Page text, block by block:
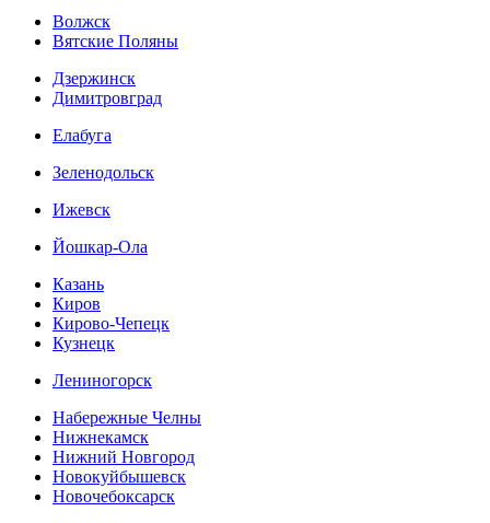
Волжск
Вятские Поляны
Дзержинск
Димитровград
Елабуга
Зеленодольск
Ижевск
Йошкар-Ола
Казань
Киров
Кирово-Чепецк
Кузнецк
Лениногорск
Набережные Челны
Нижнекамск
Нижний Новгород
Новокуйбышевск
Новочебоксарск